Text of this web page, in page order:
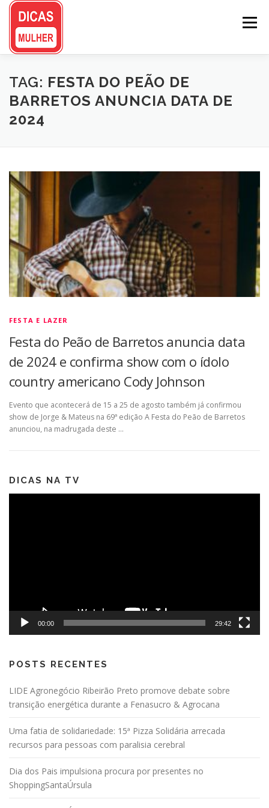
Pular
conteúdo
Menu
TAG: FESTA DO PEÃO DE
BARRETOS ANUNCIA DATA DE
2024
FESTA E LAZER
Festa do Peão de Barretos anuncia data
de 2024 e confirma show com o ídolo
country americano Cody Johnson
Evento que acontecerá de 15 a 25 de agosto também já confirmou
show de Jorge & Mateus na 69ª edição A Festa do Peão de Barretos
anunciou, na madrugada deste …
DICAS NA TV
00:00 29:42
POSTS RECENTES
LIDE Agronegócio Ribeirão Preto promove debate sobre
transição energética durante a Fenasucro & Agrocana
Uma fatia de solidariedade: 15ª Pizza Solidária arrecada
recursos para pessoas com paralisia cerebral
Dia dos Pais impulsiona procura por presentes no
ShoppingSantaÚrsula